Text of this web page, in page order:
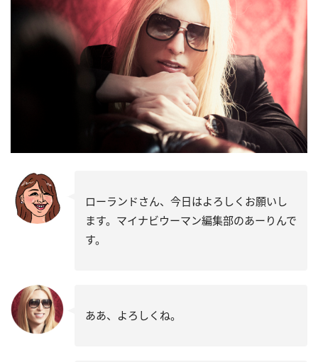
ローランドさん、今日はよろしくお願いし
ます。マイナビウーマン編集部のあーりんで
す。
ああ、よろしくね。